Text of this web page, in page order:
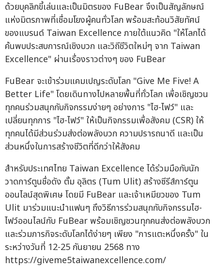
ด้วยบุคลิกขี้เล่นและเป็นมิตรของ FuBear จึงเป็นสัญลักษณ์
แห่งมิตรภาพที่เชื่อมโยงผู้คนทั่วโลก พร้อมสะท้อนวิสัยทัศน์
ของแบรนด์ Taiwan Excellence ภายใต้แนวคิด "ให้โลกได้
ค้นพบประสบการณ์เชิงบวก และวิถีชีวิตใหม่ๆ จาก Taiwan
Excellence" ผ่านเรื่องราวต่างๆ ของ FuBear
FuBear จะเข้าร่วมแคมเปญระดับโลก "Give Me Five! A
Better Life" โดยเดินทางไปหลายพื้นที่ทั่วโลก เพื่อเชิญชวน
ทุกคนร่วมสนุกกับกิจกรรมง่ายๆ อย่างการ "ไฮ-ไฟว์" และ
เปลี่ยนทุกการ "ไฮ-ไฟว์" ให้เป็นกิจกรรมเพื่อสังคม (CSR) ให้
ทุกคนได้มีส่วนร่วมส่งต่อพลังบวก ความปรารถนาดี และเป็น
ส่วนหนึ่งในการสร้างชีวิตที่ดีกว่าให้สังคม
สำหรับประเทศไทย Taiwan Excellence ได้ร่วมมือกับนัก
วาดการ์ตูนชื่อดัง ตั้ม อุลิตร (Tum Ulit) สร้างซีรีส์การ์ตูน
ออนไลน์สุดพิเศษ โดยมี FuBear และเจ้าเหมียวของ Tum
Ulit มาร่วมแนะนำแฟนๆ ถึงวิธีการร่วมสนุกกับกิจกรรมไฮ-
ไฟว์ออนไลน์กับ FuBear พร้อมเชิญชวนทุกคนส่งต่อพลังบวก
และร่วมภารกิจระดับโลกได้ง่ายๆ เพียง "การแตะหนึ่งครั้ง" ใน
ระหว่างวันที่ 12-25 กันยายน 2568 ทาง
https://giveme5taiwanexcellence.com/